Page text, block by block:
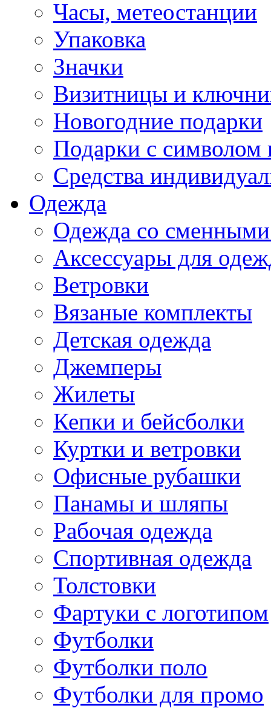
Часы, метеостанции
Упаковка
Значки
Визитницы и
Новогодние подарки
Подарки с символом
Средства
Одежда
Одежда со сменными
Аксессуары для
Ветровки
Вязаные комплекты
Детская одежда
Джемперы
Жилеты
Кепки и бейсболки
Куртки и ветровки
Офисные рубашки
Панамы и шляпы
Рабочая одежда
Спортивная одежда
Толстовки
Фартуки с логотипом
Футболки
Футболки поло
Футболки для промо